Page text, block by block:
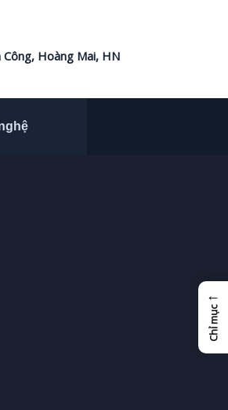
Hoàng Mai, HN
←
Chỉ mục